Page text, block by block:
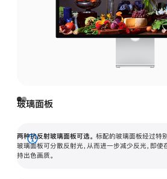
玻璃面板
两种抗反射玻璃面板可选。 标配的玻璃面板经过特
玻璃面板可分散反射光，从而进一步减少反光，即
持出色画质。
展
开